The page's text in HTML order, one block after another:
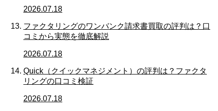
2026.07.18
ファクタリングのワンバンク請求書買取の評判は？口
コミから実態を徹底解説
2026.07.18
Quick（クイックマネジメント）の評判は？ファクタ
リングの口コミ検証
2026.07.18